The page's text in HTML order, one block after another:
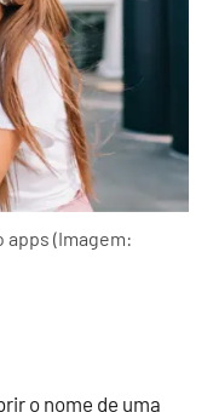
(Imagem:
o nome de uma